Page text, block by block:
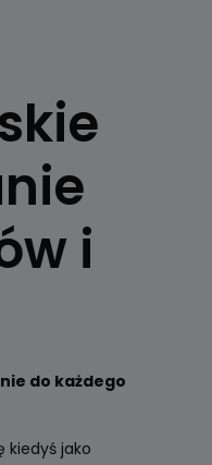
i
do każdego
kiedyś jako